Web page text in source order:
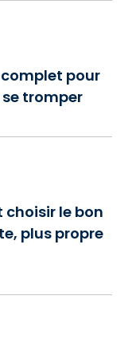
pour
tromper
le bon
plus propre